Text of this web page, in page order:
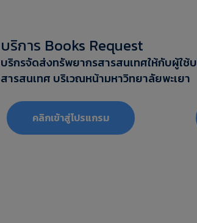
บริการ Books Request
บริกรจัดส่งทรัพยากรสารสนเทศให้กับผู้ใ
สารสนเทศ บริเวณหน้ามหาวิทยาลัยพะเยา
‎‎คลิกเข้าสู่โปรแกรม